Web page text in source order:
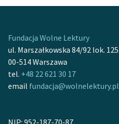
Fundacja Wolne Lektury
ul. Marszałkowska 84/92 lok. 125
00-514 Warszawa
tel. +48 22 621 30 17
email fundacja@wolnelektury.pl
NIP: 952-187-70-87